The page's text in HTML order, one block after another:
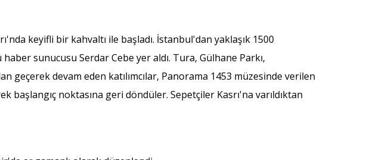
keyifli bir kahvaltı ile başladı. İstanbul'dan yaklaşık 1500
sunucusu Serdar Cebe yer aldı. Tura, Gülhane Parkı,
geçerek devam eden katılımcılar, Panorama 1453 müzesinde verilen
başlangıç noktasına geri döndüler. Sepetçiler Kasrı'na varıldıktan